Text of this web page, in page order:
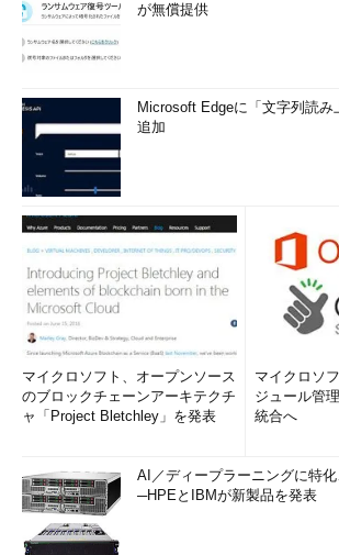
が無償提供
Microsoft Edgeに「文字列読み
追加
マイクロソフト、オープンソース
のブロックチェーンアーキテクチ
ャ「Project Bletchley」を発表
マイクロソ
ジュール管
統合へ
AI／ディープラーニングに特
─HPEとIBMが新製品を発表